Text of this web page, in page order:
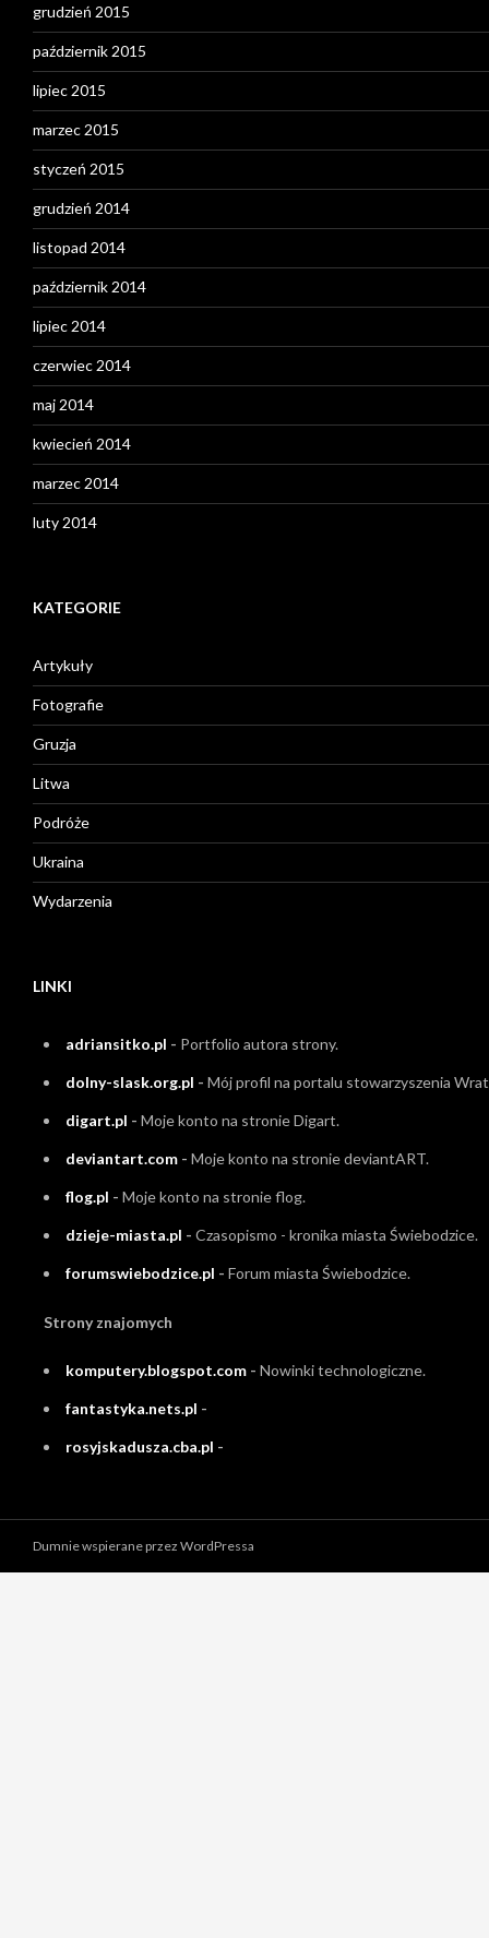
grudzień 2015
październik 2015
lipiec 2015
marzec 2015
styczeń 2015
grudzień 2014
listopad 2014
październik 2014
lipiec 2014
czerwiec 2014
maj 2014
kwiecień 2014
marzec 2014
luty 2014
KATEGORIE
Artykuły
Fotografie
Gruzja
Litwa
Podróże
Ukraina
Wydarzenia
LINKI
adriansitko.pl - Portfolio autora strony.
dolny-slask.org.pl - Mój profil na portalu stowarzyszenia
digart.pl - Moje konto na stronie Digart.
deviantart.com - Moje konto na stronie deviantART.
flog.pl - Moje konto na stronie flog.
dzieje-miasta.pl - Czasopismo - kronika miasta Świebodzice.
forumswiebodzice.pl - Forum miasta Świebodzice.
Strony znajomych
komputery.blogspot.com - Nowinki technologiczne.
fantastyka.nets.pl -
rosyjskadusza.cba.pl -
Dumnie wspierane przez WordPressa